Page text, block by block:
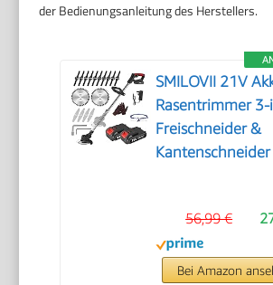
der Bedienungsanleitung des Herstellers.
SMILOVII 21V
Rasentrimmer 3-
Freischneider &
Kantenschneider
56,99 €
Bei Amazon